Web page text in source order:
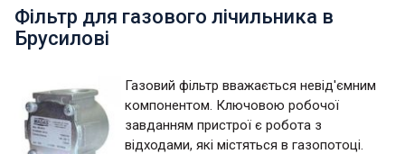
Фільтр для газового лічильника в
Брусилові
Газовий фільтр вважається невід'ємним
компонентом. Ключовою робочої
завданням пристрої є робота з
відходами, які містяться в газопотоці.